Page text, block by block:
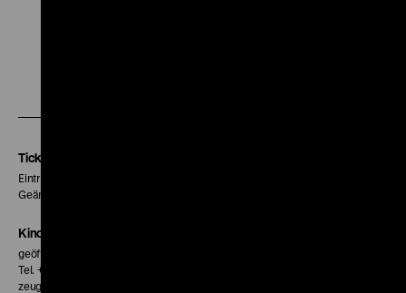
Tickets
Eintritt 5 €
Geänderte Preise sind im Programm vermerkt.
Kinokasse
geöffnet 30 Minuten vor Beginn der ersten Vorstellung
Tel. + 49 30 20304-770
zeughauskino@dhm.de